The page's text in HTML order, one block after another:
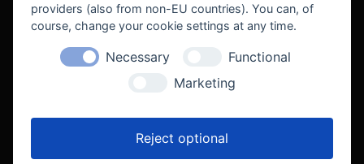
providers (also from non-EU countries). You can, of
course, change your cookie settings at any time.
Necessary
Functional
Marketing
Reject optional